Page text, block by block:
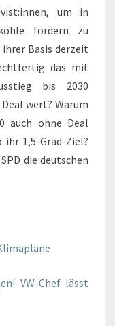
um in
fördern zu
Basis derzeit
das mit
bis 2030
wert? Warum
auch ohne Deal
ihr 1,5-Grad-Ziel?
die deutschen
VW-Chef lässt